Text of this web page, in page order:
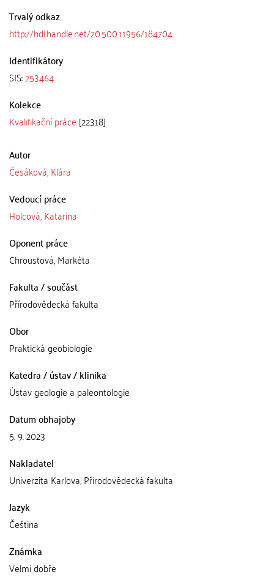
Trvalý odkaz
http://hdl.handle.net/20.500.11956/184704
Identifikátory
SIS:253464
Kolekce
Kvalifikační práce [22318]
Autor
Česáková, Klára
Vedoucí práce
Holcová, Katarína
Oponent práce
Chroustová, Markéta
Fakulta / součást
Přírodovědecká fakulta
Obor
Praktická geobiologie
Katedra / ústav / klinika
Ústav geologie a paleontologie
Datum obhajoby
5. 9. 2023
Nakladatel
Univerzita Karlova, Přírodovědecká fakulta
Jazyk
Čeština
Známka
Velmi dobře